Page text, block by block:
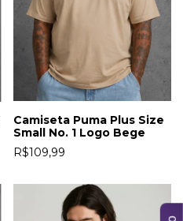
Camiseta Puma Plus Size
Small No. 1 Logo Bege
R$109,99